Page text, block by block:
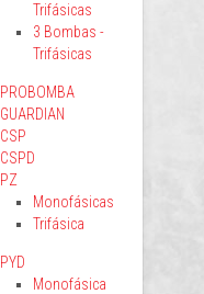
Trifásicas
3 Bombas -
Trifásicas
PROBOMBA
GUARDIAN
CSP
CSPD
PZ
Monofásicas
Trifásica
PYD
Monofásica